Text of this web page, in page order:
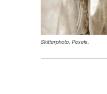
Skitterphoto, Pexels.